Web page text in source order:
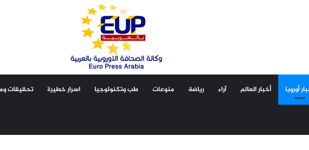
أوروبا أخبار العالم آراء رياضة منوعات طب وتكنولوجيا اسرار خطيرة تحقيقات